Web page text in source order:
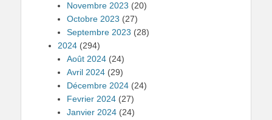
Novembre 2023 (20)
Octobre 2023 (27)
Septembre 2023 (28)
2024 (294)
Août 2024 (24)
Avril 2024 (29)
Décembre 2024 (24)
Fevrier 2024 (27)
Janvier 2024 (24)